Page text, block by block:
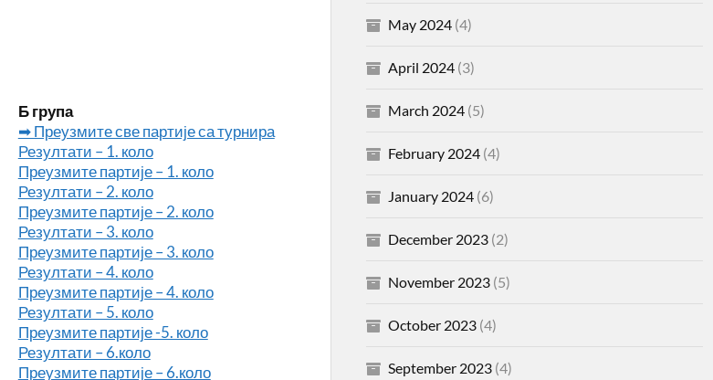
Б група
➡ Преузмите све партије са турнира
Резултати – 1. коло
Преузмите партије – 1. коло
Резултати – 2. коло
Преузмите партије – 2. коло
Резултати – 3. коло
Преузмите партије – 3. коло
Резултати – 4. коло
Преузмите партије – 4. коло
Резултати – 5. коло
Преузмите партије -5. коло
Резултати – 6.коло
Преузмите партије – 6.коло
May 2024(4)
April 2024(3)
March 2024(5)
February 2024(4)
January 2024(6)
December 2023(2)
November 2023(5)
October 2023(4)
September 2023(4)